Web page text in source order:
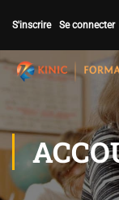
S'inscrire Se connecter